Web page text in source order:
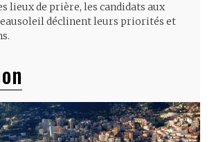
lieux de prière, les candidats aux
déclinent leurs priorités et